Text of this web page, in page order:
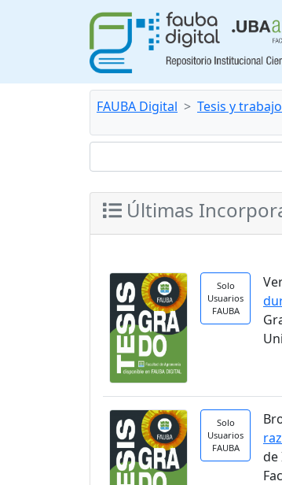
FAUBA Digital Tesis y
Últimas
Solo
Usuarios
FAUBA
Solo
Usuarios
FAUBA
de